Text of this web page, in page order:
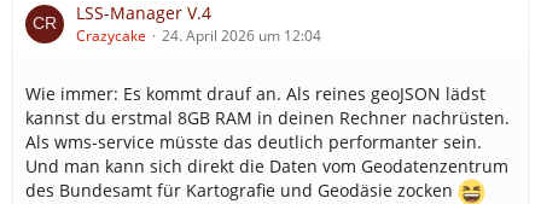
LSS-Manager V.4
Crazycake 24. April 2026 um 12:04
Wie immer: Es kommt drauf an. Als reines geoJSON lädst
kannst du erstmal 8GB RAM in deinen Rechner nachrüsten.
Als wms-service müsste das deutlich performanter sein.
Und man kann sich direkt die Daten vom Geodatenzentrum
des Bundesamt für Kartografie und Geodäsie zocken